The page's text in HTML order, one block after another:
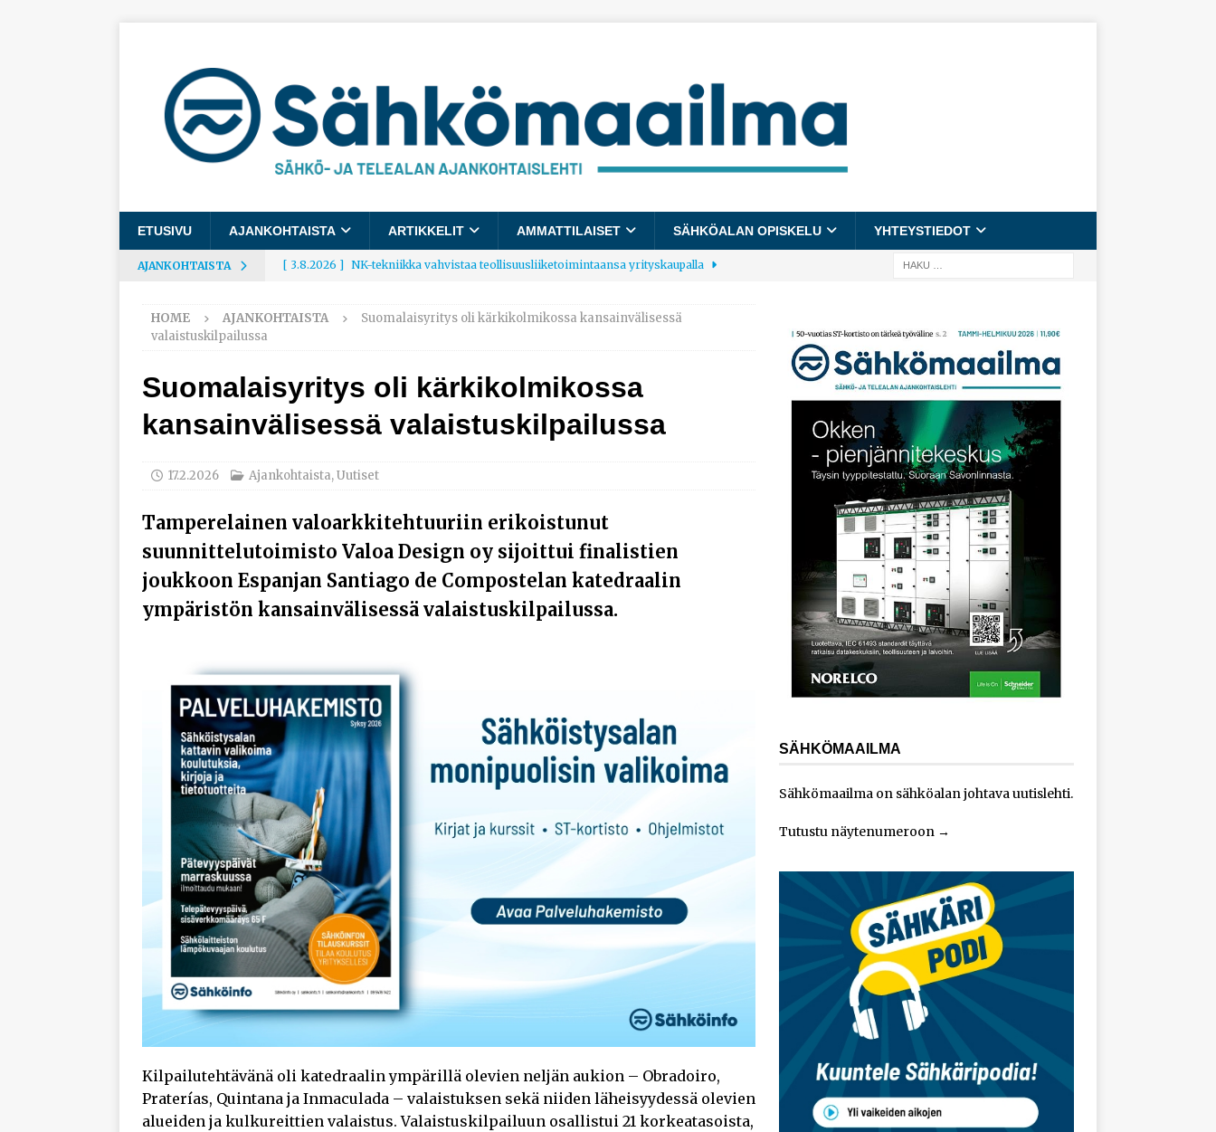
ETUSIVU AJANKOHTAISTA ARTIKKELIT AMMATTILAISET SÄHKÖALAN OPISKELU YHTEYSTIEDOT
AJANKOHTAISTA [ 3.8.2026 ] NK-tekniikka vahvistaa teollisuusliiketoimintaansa yrityskaupalla
[ 3.8.2026 ] Rakennusalalle tulee käyttöön yhteinen kestävyysraportointimalli
[ 3.8.2026 ] Työelämägallup: Pienet työpaikat saavat parhaat arvosanat
työhyvinvoinnista AJANKOHTAISTA
[ 29.7.2026 ] Loviisan ydinvoimalaitoksen vuosihuolto sisältää useita
modernisointihankkeita AJANKOHTAISTA
[ 6.8.2026 ] Enersense toimittaa sähköaseman Kouvolan datakeskukseen
AJANKOHTAISTA
HOME AJANKOHTAISTA
Suomalaisyritys oli kärkikolmikossa kansainvälisessä
valaistuskilpailussa
Suomalaisyritys oli kärkikolmikossa
kansainvälisessä valaistuskilpailussa
17.2.2026 Ajankohtaista,Uutiset
Tamperelainen valoarkkitehtuuriin erikoistunut
suunnittelutoimisto Valoa Design oy sijoittui finalistien
joukkoon Espanjan Santiago de Compostelan katedraalin
ympäristön kansainvälisessä valaistuskilpailussa.
Kilpailutehtävänä oli katedraalin ympärillä olevien neljän aukion – Obradoiro,
Praterías, Quintana ja Inmaculada – valaistuksen sekä niiden läheisyydessä olevien
alueiden ja kulkureittien valaistus. Valaistuskilpailuun osallistui 21 korkeatasoista,
SÄHKÖMAAILMA
Sähkömaailma on sähköalan johtava uutislehti.
Tutustu näytenumeroon→